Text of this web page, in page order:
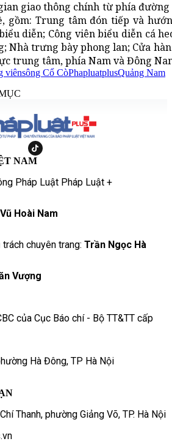
giao thông chính từ phía
gồm: Trung tâm đón tiếp và
diễn; Công viên biểu diễn cá
Nhà trưng bày phong lan; Cửa
trung tâm, phía Nam và Đông
viênsông Cổ CòPhapluatplusQuảng Nam
NAM
Pháp Luật Pháp Luật +
Hoài Nam
chuyên trang: Trần Ngọc Hà
Vượng
của Cục Báo chí - Bộ TT&TT cấp
Hà Đông, TP Hà Nội
Thanh, phường Giảng Võ, TP. Hà Nội